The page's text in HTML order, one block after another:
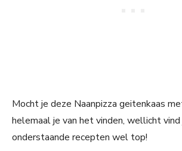
Mocht je deze Naanpizza geitenkaas
helemaal je van het vinden, wellicht vind
onderstaande recepten wel top!